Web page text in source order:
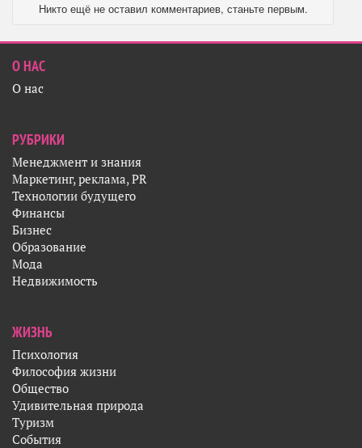
Никто ещё не оставил комментариев, станьте первым.
О НАС
О нас
РУБРИКИ
Менеджмент и знания
Маркетинг, реклама, PR
Технологии будущего
Финансы
Бизнес
Образование
Мода
Недвижимость
ЖИЗНЬ
Психология
Философия жизни
Общество
Удивительная природа
Туризм
События